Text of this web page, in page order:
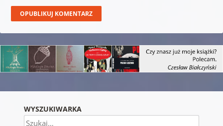
WYSZUKIWARKA
Szukaj